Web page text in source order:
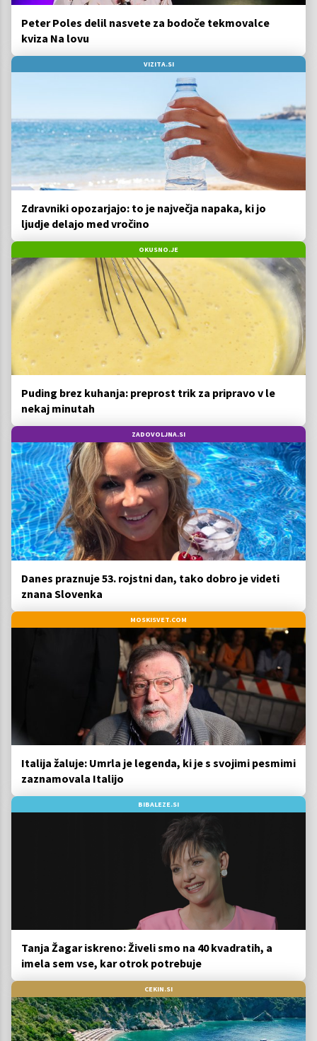
Peter Poles delil nasvete za bodoče tekmovalce
kviza Na lovu
VIZITA.SI
Zdravniki opozarjajo: to je največja napaka, ki jo
ljudje delajo med vročino
OKUSNO.JE
Puding brez kuhanja: preprost trik za pripravo v le
nekaj minutah
ZADOVOLJNA.SI
Danes praznuje 53. rojstni dan, tako dobro je videti
znana Slovenka
MOSKISVET.COM
Italija žaluje: Umrla je legenda, ki je s svojimi pesmimi
zaznamovala Italijo
BIBALEZE.SI
Tanja Žagar iskreno: Živeli smo na 40 kvadratih, a
imela sem vse, kar otrok potrebuje
CEKIN.SI